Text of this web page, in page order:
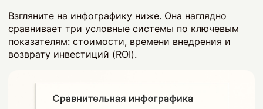
Взгляните на инфографику ниже. Она наглядно
сравнивает три условные системы по ключевым
показателям: стоимости, времени внедрения и
возврату инвестиций (ROI).